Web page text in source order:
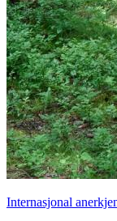
Internasjonal